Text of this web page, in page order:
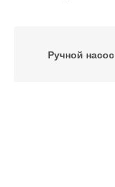
Ручной насос